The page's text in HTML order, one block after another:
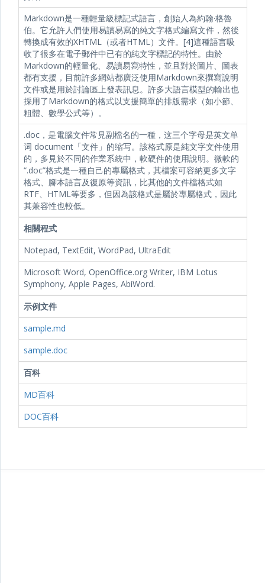
Markdown是一種輕量級標記式語言，創始人為約翰·格魯
伯。它允許人們使用易讀易寫的純文字格式編寫文件，然後
轉換成有效的XHTML（或者HTML）文件。[4]這種語言吸
收了很多在電子郵件中已有的純文字標記的特性。由於
Markdown的輕量化、易讀易寫特性，並且對於圖片、圖表
都有支援，目前許多網站都廣泛使用Markdown來撰寫說明
文件或是用於討論區上發表訊息。許多大語言模型的輸出也
採用了Markdown的格式以支援簡單的排版需求（如小節、
粗體、數學公式等）。
.doc，是電腦文件常見副檔名的一種，这三个字母是英文单
词 document「文件」的缩写。該格式原是純文字文件使用
的，多見於不同的作業系統中，軟硬件的使用說明。微軟的
“.doc”格式是一種自己的專屬格式，其檔案可容納更多文字
格式、腳本語言及復原等資訊，比其他的文件檔格式如
RTF、HTML等要多，但因為該格式是屬於專屬格式，因此
其兼容性也較低。
相關程式
Notepad, TextEdit, WordPad, UltraEdit
Microsoft Word, OpenOffice.org Writer, IBM Lotus
Symphony, Apple Pages, AbiWord.
示例文件
sample.md
sample.doc
百科
MD百科
DOC百科